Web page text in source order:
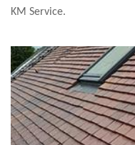
KM Service.